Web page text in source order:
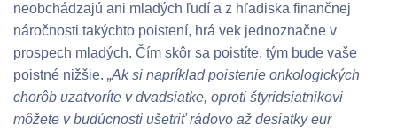
neobchádzajú ani mladých ľudí a z hľadiska finančnej
náročnosti takýchto poistení, hrá vek jednoznačne v
prospech mladých. Čím skôr sa poistíte, tým bude vaše
poistné nižšie. „Ak si napríklad poistenie onkologických
chorôb uzatvoríte v dvadsiatke, oproti štyridsiatnikovi
môžete v budúcnosti ušetriť rádovo až desiatky eur